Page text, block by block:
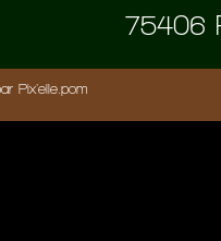
75406
Pix'elle.pom